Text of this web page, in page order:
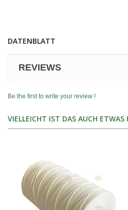
DATENBLATT
REVIEWS
Be the first to write your review !
VIELLEICHT IST DAS AUCH ETWAS